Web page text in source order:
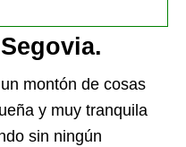
montón de cosas
y muy tranquila
sin ningún